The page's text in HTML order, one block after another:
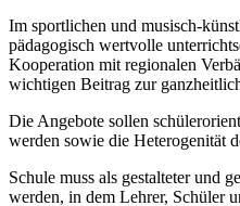
Im sportlichen und musisch-
pädagogisch wertvolle
Kooperation mit regionalen
wichtigen Beitrag zur
Die Angebote sollen
werden sowie die Heterogenität
Schule muss als gestalteter und
werden, in dem Lehrer, Schüler